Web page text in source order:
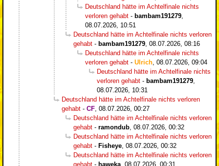
Deutschland hätte im Achtelfinale nichts
verloren gehabt - bambam191279
08.07.2026, 10:51
Deutschland hätte im Achtelfinale nichts verloren
gehabt - bambam191279 08.07.2026, 08:16
Deutschland hätte im Achtelfinale nichts
verloren gehabt - Ulrich 08.07.2026, 09:04
Deutschland hätte im Achtelfinale nichts
verloren gehabt - bambam191279
08.07.2026, 10:31
Deutschland hätte im Achtelfinale nichts verloren
gehabt - CF 08.07.2026, 00:27
Deutschland hätte im Achtelfinale nichts verloren
gehabt - ramondub 08.07.2026, 00:32
Deutschland hätte im Achtelfinale nichts verloren
gehabt - Fisheye 08.07.2026, 00:32
Deutschland hätte im Achtelfinale nichts verloren
gehabt - haweka 08.07.2026, 00:31